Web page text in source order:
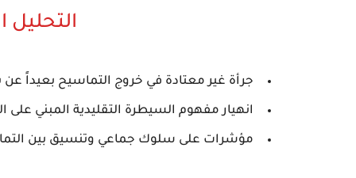
جرأة غير معتادة في خروج التماسيح بعيداً عن
انهيار مفهوم السيطرة التقليدية المبني
مؤشرات على سلوك جماعي وتنسيق بين